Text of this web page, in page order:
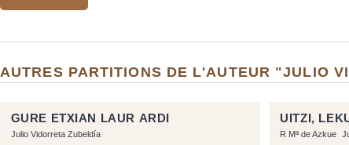
AUTRES PARTITIONS DE L'AUTEUR "JULIO
GURE ETXIAN LAUR ARDI
Julio Vidorreta Zubeldía
UITZI,
R Mª de Azkue